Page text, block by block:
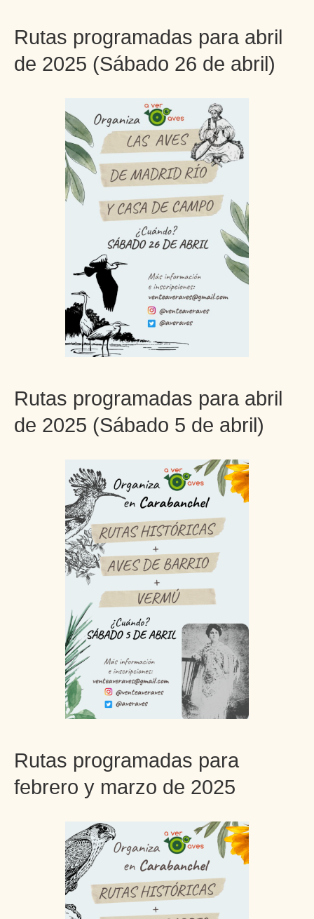
Rutas programadas para abril
de 2025 (Sábado 26 de abril)
Rutas programadas para abril
de 2025 (Sábado 5 de abril)
Rutas programadas para
febrero y marzo de 2025